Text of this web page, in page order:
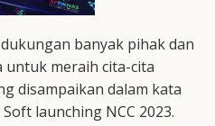
banyak pihak dan
untuk meraih cita-cita
disampaikan dalam kata
launching NCC 2023.